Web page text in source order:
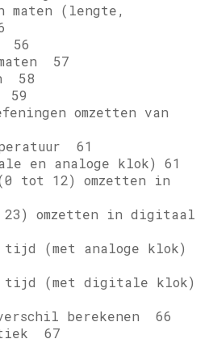
(lengte,
56
57
58
59
omzetten van
61
analoge klok) 61
12) omzetten in
omzetten in digitaal
(met analoge klok)
(met digitale klok)
berekenen 66
67